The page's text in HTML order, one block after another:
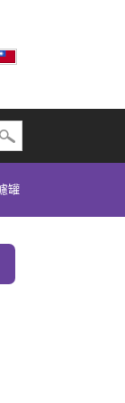
罐